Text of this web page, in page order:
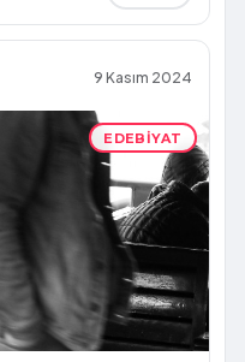
9 Kasım 2024
EDEBIYAT